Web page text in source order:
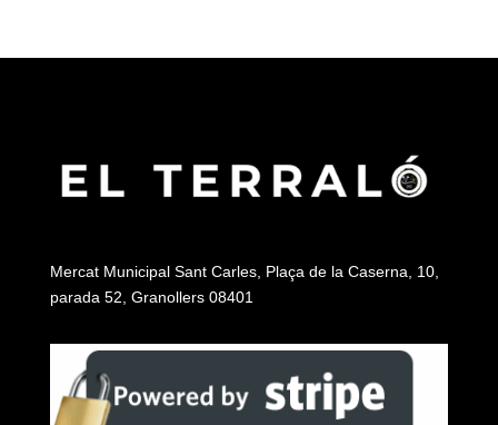
Mercat Municipal Sant Carles, Plaça de la Caserna, 10,
parada 52, Granollers 08401